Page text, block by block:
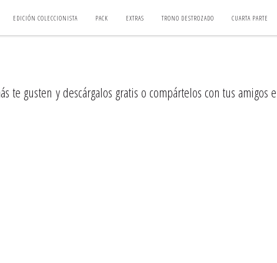
EDICIÓN COLECCIONISTA PACK EXTRAS TRONO DESTROZADO CUARTA PARTE
te gusten y descárgalos gratis o compártelos con tus amigos